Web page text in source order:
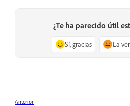
¿Te ha parecido útil
Sí, gracias La
Anterior